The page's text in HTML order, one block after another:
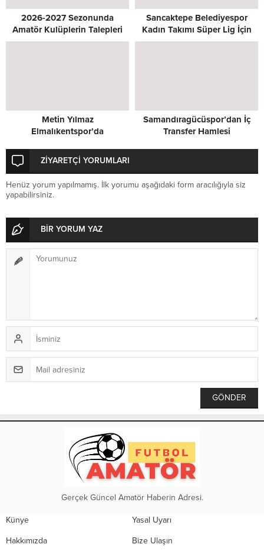
2026-2027 Sezonunda
Amatör Kulüplerin Talepleri
Masada
Sancaktepe Belediyespor
Kadın Takımı Süper Lig İçin
Kenetlendi
Metin Yılmaz
Elmalıkentspor’da
Samandıragücüspor’dan İç
Transfer Hamlesi
ZİYARETÇİ YORUMLARI
Henüz yorum yapılmamış. İlk yorumu aşağıdaki form aracılığıyla siz
yapabilirsiniz.
BİR YORUM YAZ
Gerçek Güncel Amatör Haberin Adresi.
Künye Yasal Uyarı
Hakkımızda Bize Ulaşın